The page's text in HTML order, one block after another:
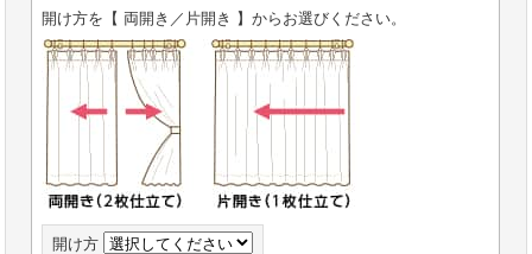
開け方を【 両開き／片開き 】からお選びください。
開け方